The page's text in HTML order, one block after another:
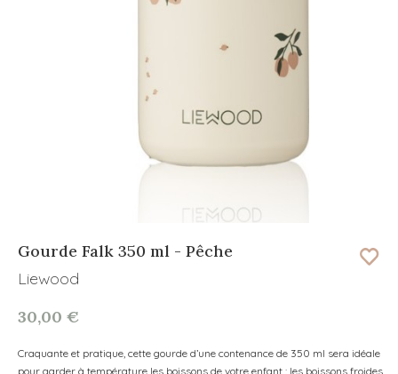
Gourde Falk 350 ml - Pêche
Liewood
30,00 €
Craquante et pratique, cette gourde d’une contenance de 350 ml sera idéale
pour garder à température les boissons de votre enfant : les boissons froides